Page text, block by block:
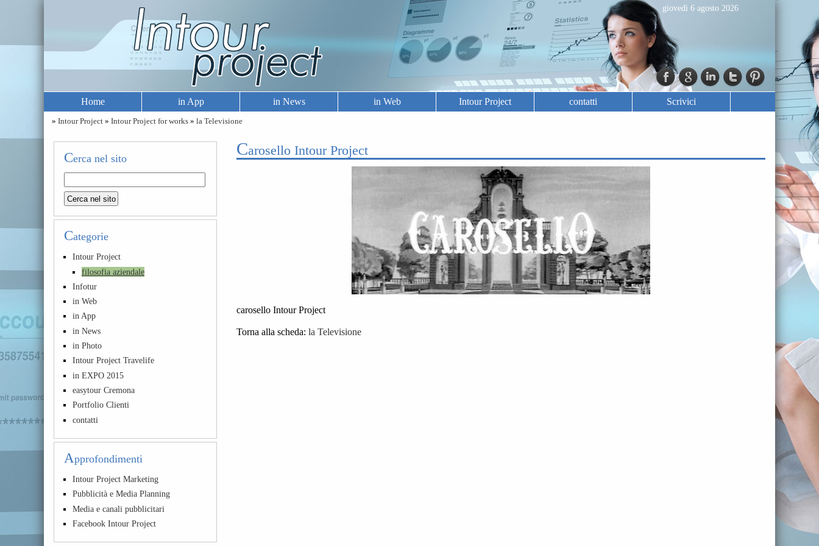
giovedì 6 agosto 2026
Home in App in News in Web Intour Project contatti Scrivici
» Intour Project » Intour Project for works » la Televisione
carosello Intour Project
carosello Intour Project
Torna alla scheda: la Televisione
Cerca nel sito
Categorie
Intour Project
filosofia aziendale
Infotur
in Web
in App
in News
in Photo
Intour Project Travelife
in EXPO 2015
easytour Cremona
Portfolio Clienti
contatti
Approfondimenti
Intour Project Marketing
Pubblicità e Media Planning
Media e canali pubblicitari
Facebook Intour Project